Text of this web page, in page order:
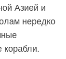
Азией и
нередко
корабли.